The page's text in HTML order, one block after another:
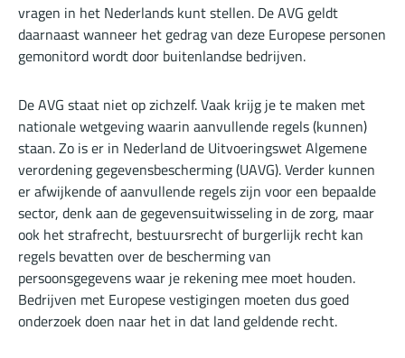
vragen in het Nederlands kunt stellen. De AVG geldt
daarnaast wanneer het gedrag van deze Europese personen
gemonitord wordt door buitenlandse bedrijven.
De AVG staat niet op zichzelf. Vaak krijg je te maken met
nationale wetgeving waarin aanvullende regels (kunnen)
staan. Zo is er in Nederland de Uitvoeringswet Algemene
verordening gegevensbescherming (UAVG). Verder kunnen
er afwijkende of aanvullende regels zijn voor een bepaalde
sector, denk aan de gegevensuitwisseling in de zorg, maar
ook het strafrecht, bestuursrecht of burgerlijk recht kan
regels bevatten over de bescherming van
persoonsgegevens waar je rekening mee moet houden.
Bedrijven met Europese vestigingen moeten dus goed
onderzoek doen naar het in dat land geldende recht.